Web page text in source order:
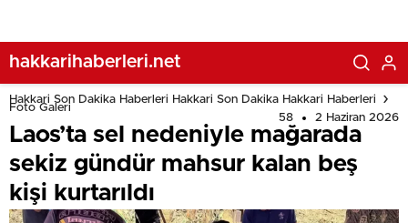
hakkarihaberleri.net
Hakkari Son Dakika Haberleri Hakkari Son Dakika Hakkari Haberleri
Foto Galeri
58
2 Haziran 2026
Laos’ta sel nedeniyle mağarada
sekiz gündür mahsur kalan beş
kişi kurtarıldı